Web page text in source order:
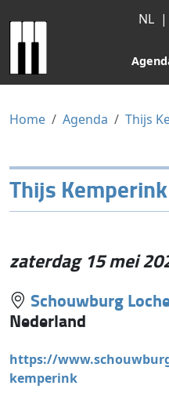
NL |
Home Agenda Thijs
Thijs Kemperink
zaterdag 15 mei
Schouwburg
Nederland
https://
kemperink